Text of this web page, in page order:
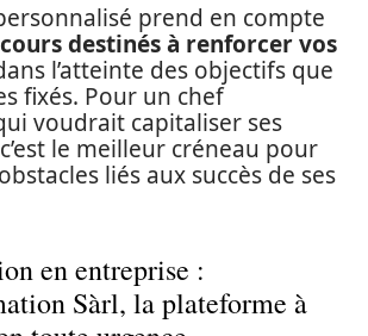
prend en compte
destinés à renforcer vos
l’atteinte des objectifs que
fixés. Pour un chef
voudrait capitaliser ses
le meilleur créneau pour
liés aux succès de ses
en entreprise :
Sàrl, la plateforme à